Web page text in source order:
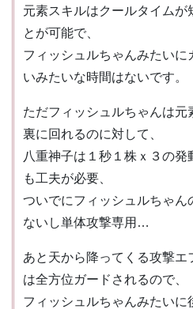
元素スキルはクールタイムが
とが可能で、
フィッシュルちゃんみたい
いみたいな時間はないです。
ただフィッシュルちゃんは元
裏に回れるのに対して、
八重神子は１秒１株ｘ３の
も工夫が必要、
ついでにフィッシュルちゃ
ないし単体攻撃専用…
あと天から降ってくる攻撃エ
は全方位ガードされるので、
フィッシュルちゃんみたい